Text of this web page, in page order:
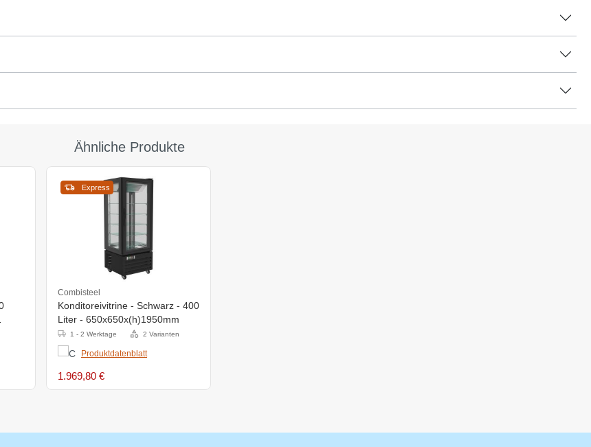
Ähnliche Produkte
Express
Combisteel
Konditoreivitrine - Schwarz - 400
Liter - 650x650x(h)1950mm
1 - 2 Werktage 2 Varianten
Produktdatenblatt
1.969,80 €